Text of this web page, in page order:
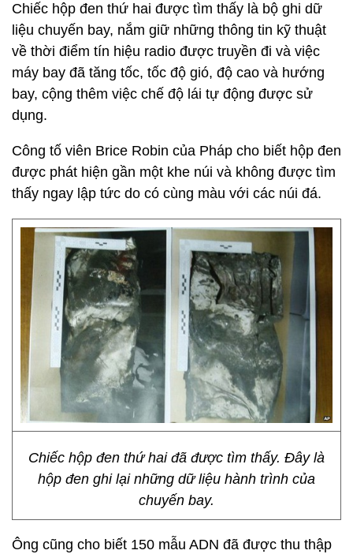
Chiếc hộp đen thứ hai được tìm thấy là bộ ghi dữ
liệu chuyến bay, nắm giữ những thông tin kỹ thuật
về thời điểm tín hiệu radio được truyền đi và việc
máy bay đã tăng tốc, tốc độ gió, độ cao và hướng
bay, cộng thêm việc chế độ lái tự động được sử
dụng.
Công tố viên Brice Robin của Pháp cho biết hộp đen
được phát hiện gần một khe núi và không được tìm
thấy ngay lập tức do có cùng màu với các núi đá.
Chiếc hộp đen thứ hai đã được tìm thấy. Đây là
hộp đen ghi lại những dữ liệu hành trình của
chuyến bay.
Ông cũng cho biết 150 mẫu ADN đã được thu thập